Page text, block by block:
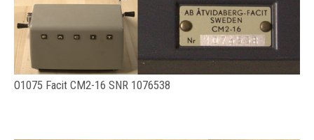
O1075 Facit CM2-16 SNR 1076538